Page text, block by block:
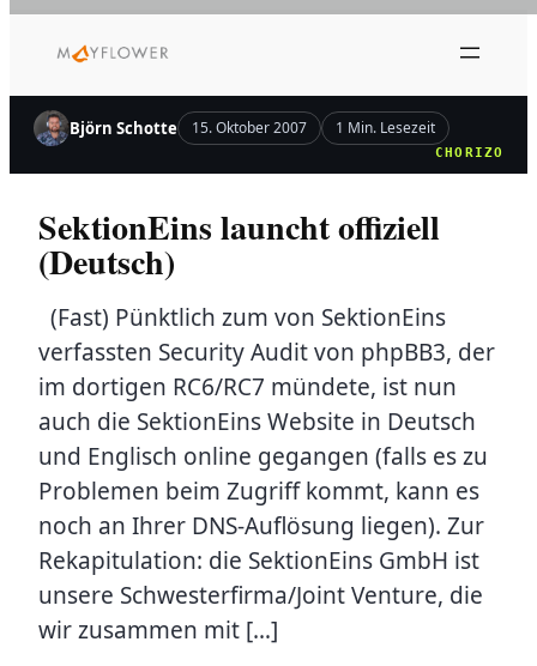
Inhalt
Björn Schotte 15. Oktober 2007 1 Min. Lesezeit
CHORIZO
SektionEins launcht offiziell
(Deutsch)
(Fast) Pünktlich zum von SektionEins
verfassten Security Audit von phpBB3, der
im dortigen RC6/RC7 mündete, ist nun
auch die SektionEins Website in Deutsch
und Englisch online gegangen (falls es zu
Problemen beim Zugriff kommt, kann es
noch an Ihrer DNS-Auflösung liegen). Zur
Rekapitulation: die SektionEins GmbH ist
unsere Schwesterfirma/Joint Venture, die
wir zusammen mit […]